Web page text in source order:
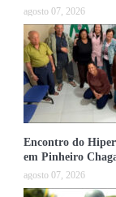
agosto 07, 2026
Encontro do
em Pinheiro
agosto 07, 2026